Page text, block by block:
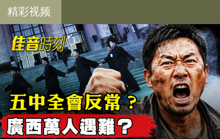
精彩视频